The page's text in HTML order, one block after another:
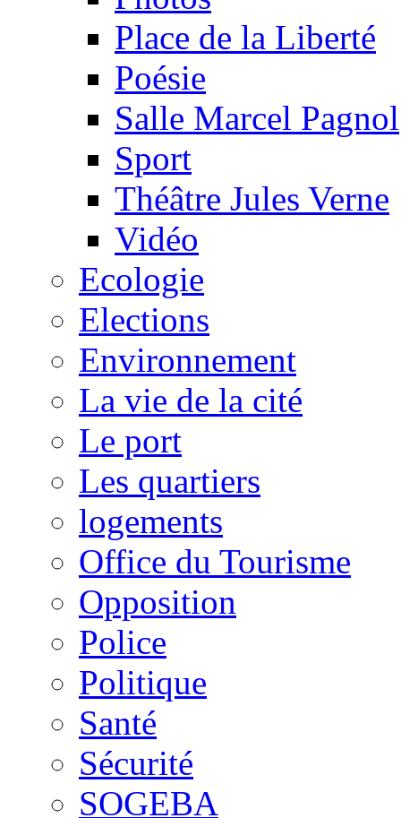
Place de la Liberté
Poésie
Salle Marcel Pagnol
Sport
Théâtre Jules Verne
Vidéo
Ecologie
Elections
Environnement
La vie de la cité
Le port
Les quartiers
logements
Office du Tourisme
Opposition
Police
Politique
Santé
Sécurité
SOGEBA